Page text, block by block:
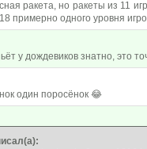
ракета, но ракеты из 11
примерно одного уровня
у дождевиков знатно, это
один поросёнок 😂